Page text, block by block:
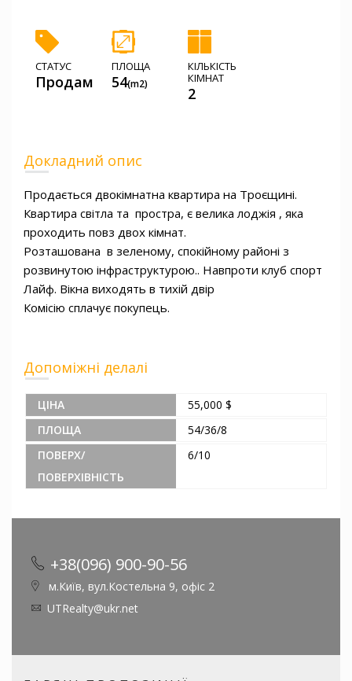
СТАТУС
Продам
ПЛОЩА
54(m2)
КІЛЬКІСТЬ
КІМНАТ
2
Докладний опис
Продається двокімнатна квартира на Троєщині.
Квартира світла та  простра, є велика лоджія , яка
проходить повз двох кімнат.
Розташована  в зеленому, спокійному районі з
розвинутою інфраструктурою.. Навпроти клуб спорт
Лайф. Вікна виходять в тихій двір
Комісію сплачує покупець.
Допоміжні делалі
ЦІНА
55,000 $
ПЛОЩА
54/36/8
ПОВЕРХ/
ПОВЕРХІВНІСТЬ
6/10
+38(096) 900-90-56
м.Київ, вул.Костельна 9, офіс 2
UTRealty@ukr.net